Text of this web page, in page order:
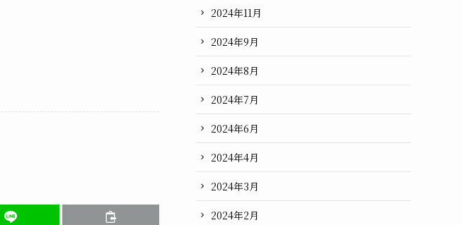
2024年11月
2024年9月
2024年8月
2024年7月
2024年6月
2024年4月
2024年3月
2024年2月